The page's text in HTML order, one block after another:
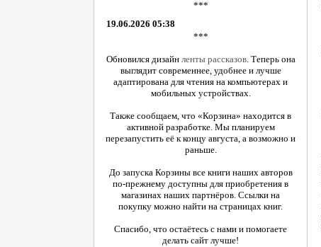
***
19.06.2026 05:38
***
Обновился дизайн ленты рассказов. Теперь она
выглядит современнее, удобнее и лучше
адаптирована для чтения на компьютерах и
мобильных устройствах.
Также сообщаем, что «Корзина» находится в
активной разработке. Мы планируем
перезапустить её к концу августа, а возможно и
раньше.
До запуска Корзины все книги наших авторов
по-прежнему доступны для приобретения в
магазинах наших партнёров. Ссылки на
покупку можно найти на страницах книг.
Спасибо, что остаётесь с нами и помогаете
делать сайт лучше!